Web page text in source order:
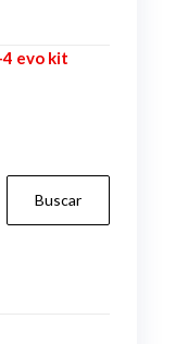
4 evo kit
Buscar